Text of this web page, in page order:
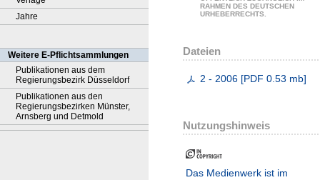
Jahre
Weitere E-Pflichtsammlungen
Publikationen aus dem
Regierungsbezirk Düsseldorf
Publikationen aus den
Regierungsbezirken Münster,
Arnsberg und Detmold
RAHMEN DES DEUTSCHEN
URHEBERRECHTS.
Dateien
2 - 2006 [PDF 0.53 mb]
Nutzungshinweis
Das Medienwerk ist im